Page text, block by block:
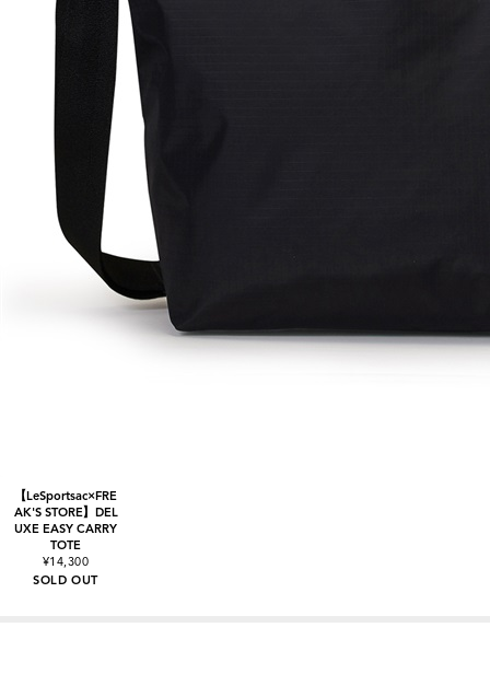
【LeSportsac×FRE
AK'S STORE】DEL
UXE EASY CARRY
TOTE
¥14,300
SOLD OUT